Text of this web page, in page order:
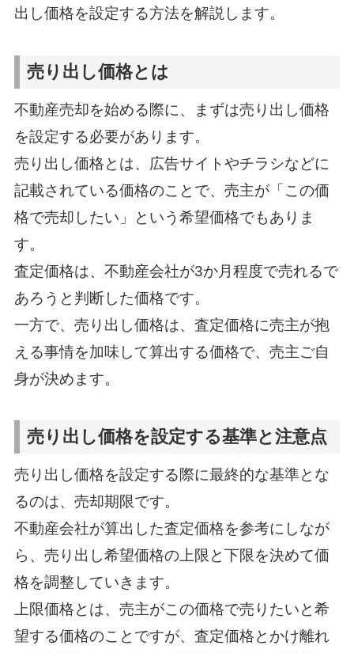
出し価格を設定する方法を解説します。
売り出し価格とは
不動産売却を始める際に、まずは売り出し価格
を設定する必要があります。
売り出し価格とは、広告サイトやチラシなどに
記載されている価格のことで、売主が「この価
格で売却したい」という希望価格でもありま
す。
査定価格は、不動産会社が3か月程度で売れるで
あろうと判断した価格です。
一方で、売り出し価格は、査定価格に売主が抱
える事情を加味して算出する価格で、売主ご自
身が決めます。
売り出し価格を設定する基準と注意点
売り出し価格を設定する際に最終的な基準とな
るのは、売却期限です。
不動産会社が算出した査定価格を参考にしなが
ら、売り出し希望価格の上限と下限を決めて価
格を調整していきます。
上限価格とは、売主がこの価格で売りたいと希
望する価格のことですが、査定価格とかけ離れ